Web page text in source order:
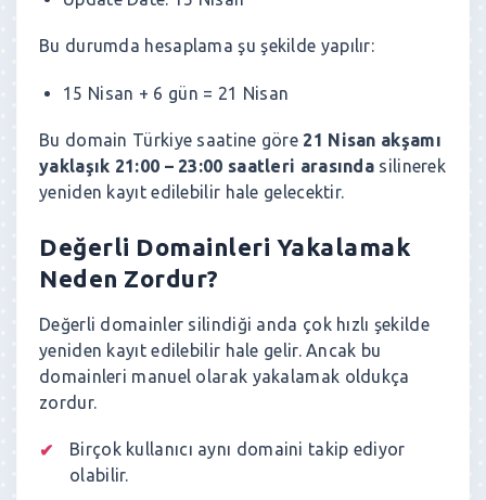
Bu durumda hesaplama şu şekilde yapılır:
15 Nisan + 6 gün = 21 Nisan
Bu domain Türkiye saatine göre 21 Nisan akşamı
yaklaşık 21:00 – 23:00 saatleri arasında silinerek
yeniden kayıt edilebilir hale gelecektir.
Değerli Domainleri Yakalamak
Neden Zordur?
Değerli domainler silindiği anda çok hızlı şekilde
yeniden kayıt edilebilir hale gelir. Ancak bu
domainleri manuel olarak yakalamak oldukça
zordur.
Birçok kullanıcı aynı domaini takip ediyor
olabilir.